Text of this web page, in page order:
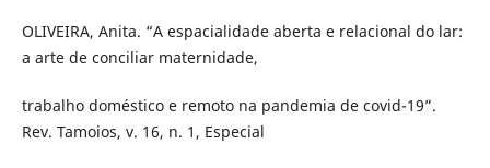
OLIVEIRA, Anita. “A espacialidade aberta e relacional do lar:
a arte de conciliar maternidade,
trabalho doméstico e remoto na pandemia de covid-19”.
Rev. Tamoios, v. 16, n. 1, Especial